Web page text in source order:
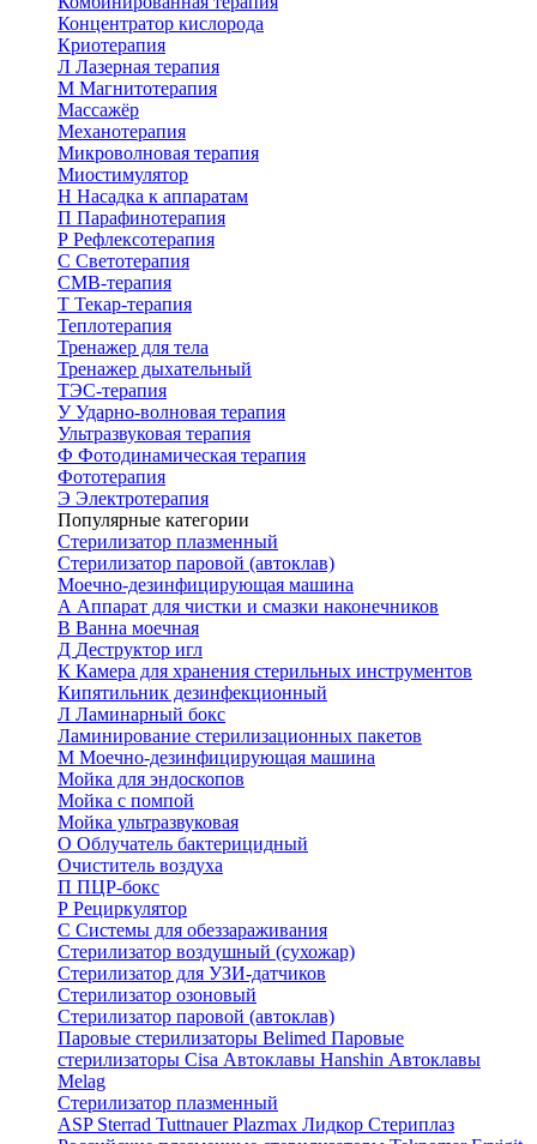
Концентратор кислорода
Криотерапия
Л Лазерная терапия
М Магнитотерапия
Массажёр
Механотерапия
Микроволновая терапия
Миостимулятор
Н Насадка к аппаратам
П Парафинотерапия
Р Рефлексотерапия
С Светотерапия
СМВ-терапия
Т Текар-терапия
Теплотерапия
Тренажер для тела
Тренажер дыхательный
ТЭС-терапия
УУдарно-волновая терапия
Ультразвуковая терапия
Ф Фотодинамическая терапия
Фототерапия
Э Электротерапия
Популярные категории
Стерилизатор плазменный
Стерилизатор паровой (автоклав)
Моечно-дезинфицирующая машина
А Аппарат для чистки и смазки наконечников
В Ванна моечная
Д Деструктор игл
К Камера для хранения стерильных инструментов
Кипятильник дезинфекционный
Л Ламинарный бокс
Ламинирование стерилизационных пакетов
М Моечно-дезинфицирующая машина
Мойка для эндоскопов
Мойка с помпой
Мойка ультразвуковая
О Облучатель бактерицидный
Очиститель воздуха
П ПЦР-бокс
Р Рециркулятор
С Системы для обеззараживания
Стерилизатор воздушный (сухожар)
Стерилизатор для УЗИ-датчиков
Стерилизатор озоновый
Стерилизатор паровой (автоклав)
Паровые стерилизаторы Belimed Паровые
стерилизаторы Cisa Автоклавы Hanshin Автоклавы
Melag
Стерилизатор плазменный
ASP Sterrad Tuttnauer Plazmax Лидкор Стериплаз